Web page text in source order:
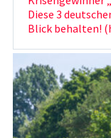
Diese 3
Blick behalten!